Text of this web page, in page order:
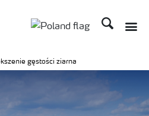
Szukaj
gęstości ziarna